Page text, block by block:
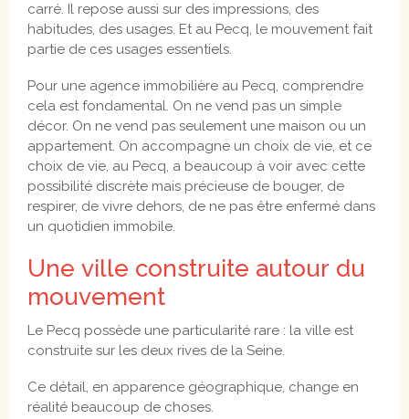
carré. Il repose aussi sur des impressions, des
habitudes, des usages. Et au Pecq, le mouvement fait
partie de ces usages essentiels.
Pour une agence immobilière au Pecq, comprendre
cela est fondamental. On ne vend pas un simple
décor. On ne vend pas seulement une maison ou un
appartement. On accompagne un choix de vie, et ce
choix de vie, au Pecq, a beaucoup à voir avec cette
possibilité discrète mais précieuse de bouger, de
respirer, de vivre dehors, de ne pas être enfermé dans
un quotidien immobile.
Une ville construite autour du
mouvement
Le Pecq possède une particularité rare : la ville est
construite sur les deux rives de la Seine.
Ce détail, en apparence géographique, change en
réalité beaucoup de choses.